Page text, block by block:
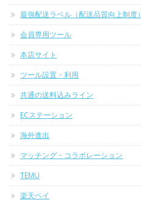
最強配送ラベル（配送品質向上制度）
会員専用ツール
本店サイト
ツール設置・利用
共通の送料込みライン
ECステーション
海外進出
マッチング・コラボレーション
TEMU
楽天ペイ